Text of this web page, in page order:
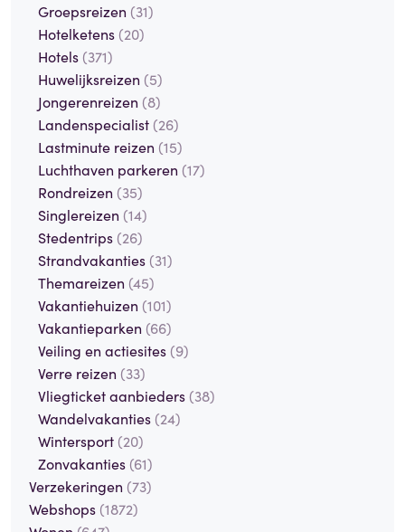
Groepsreizen (31)
Hotelketens (20)
Hotels (371)
Huwelijksreizen (5)
Jongerenreizen (8)
Landenspecialist (26)
Lastminute reizen (15)
Luchthaven parkeren (17)
Rondreizen (35)
Singlereizen (14)
Stedentrips (26)
Strandvakanties (31)
Themareizen (45)
Vakantiehuizen (101)
Vakantieparken (66)
Veiling en actiesites (9)
Verre reizen (33)
Vliegticket aanbieders (38)
Wandelvakanties (24)
Wintersport (20)
Zonvakanties (61)
Verzekeringen (73)
Webshops (1872)